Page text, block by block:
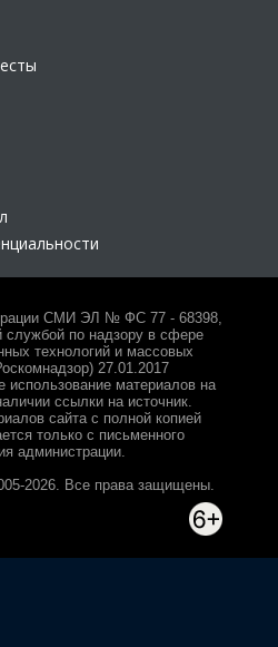
СМИ ЭЛ № ФС 77 - 68398,
по надзору в сфере
технологий и массовых
27.01.2017
использование материалов на
ссылки на источник.
сайта с полной копией
только с письменного
администрации.
2026. Все права защищены.